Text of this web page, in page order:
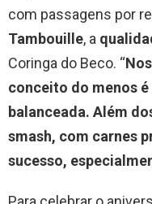
com passagens por
Tambouille, a
Coringa do Beco. “
conceito do menos
balanceada. Além
smash, com carnes
sucesso,